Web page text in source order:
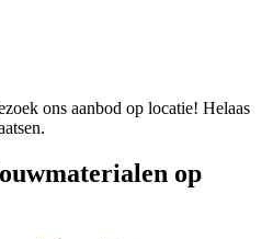
ons aanbod op locatie! Helaas
op